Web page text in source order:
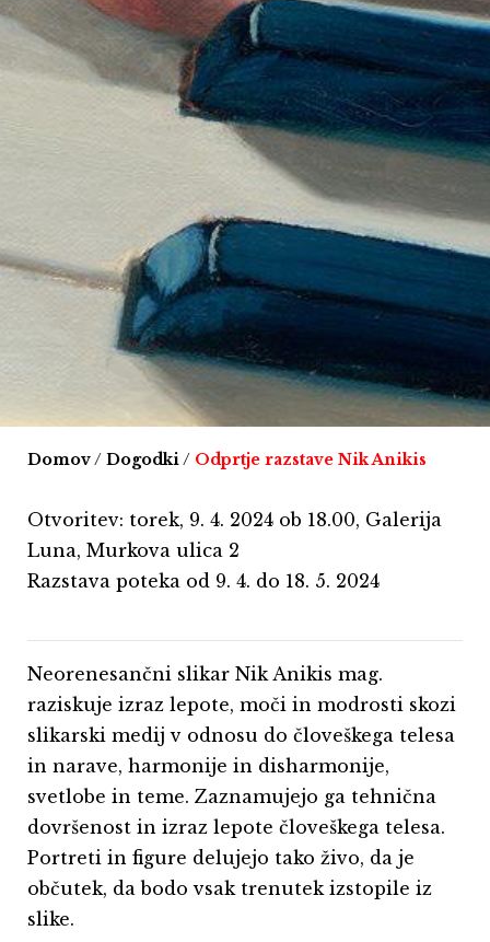
Domov/ Dogodki/ Odprtje razstave Nik Anikis
Otvoritev: torek, 9. 4. 2024 ob 18.00, Galerija
Luna, Murkova ulica 2
Razstava poteka od 9. 4. do 18. 5. 2024
Neorenesančni slikar Nik Anikis mag.
raziskuje izraz lepote, moči in modrosti skozi
slikarski medij v odnosu do človeškega telesa
in narave, harmonije in disharmonije,
svetlobe in teme. Zaznamujejo ga tehnična
dovršenost in izraz lepote človeškega telesa.
Portreti in figure delujejo tako živo, da je
občutek, da bodo vsak trenutek izstopile iz
slike.